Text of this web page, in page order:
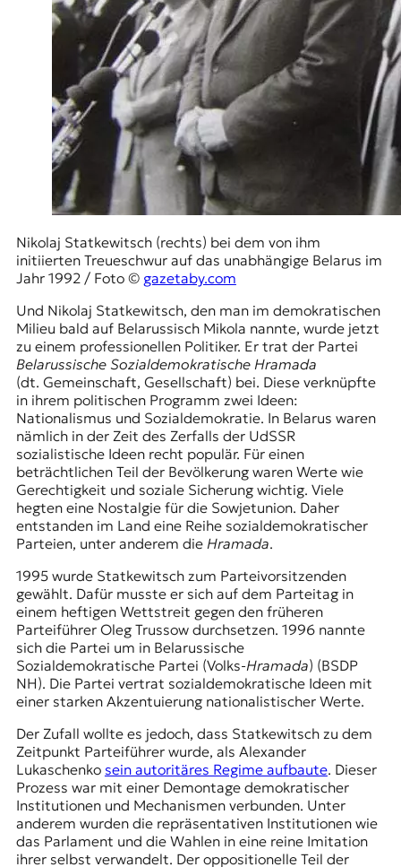
Nikolaj Statkewitsch (rechts) bei dem von ihm
initiierten Treueschwur auf das unabhängige Belarus im
Jahr 1992 / Foto © gazetaby.com
Und Nikolaj Statkewitsch, den man im demokratischen
Milieu bald auf Belarussisch Mikola nannte, wurde jetzt
zu einem professionellen Politiker. Er trat der Partei
Belarussische Sozialdemokratische Hramada
(dt. Gemeinschaft, Gesellschaft) bei. Diese verknüpfte
in ihrem politischen Programm zwei Ideen:
Nationalismus und Sozialdemokratie. In Belarus waren
nämlich in der Zeit des Zerfalls der UdSSR
sozialistische Ideen recht populär. Für einen
beträchtlichen Teil der Bevölkerung waren Werte wie
Gerechtigkeit und soziale Sicherung wichtig. Viele
hegten eine Nostalgie für die Sowjetunion. Daher
entstanden im Land eine Reihe sozialdemokratischer
Parteien, unter anderem die Hramada.
1995 wurde Statkewitsch zum Parteivorsitzenden
gewählt. Dafür musste er sich auf dem Parteitag in
einem heftigen Wettstreit gegen den früheren
Parteiführer Oleg Trussow durchsetzen. 1996 nannte
sich die Partei um in Belarussische
Sozialdemokratische Partei (Volks-Hramada) (BSDP
NH). Die Partei vertrat sozialdemokratische Ideen mit
einer starken Akzentuierung nationalistischer Werte.
Der Zufall wollte es jedoch, dass Statkewitsch zu dem
Zeitpunkt Parteiführer wurde, als Alexander
Lukaschenko sein autoritäres Regime aufbaute. Dieser
Prozess war mit einer Demontage demokratischer
Institutionen und Mechanismen verbunden. Unter
anderem wurden die repräsentativen Institutionen wie
das Parlament und die Wahlen in eine reine Imitation
ihrer selbst verwandelt. Der oppositionelle Teil der